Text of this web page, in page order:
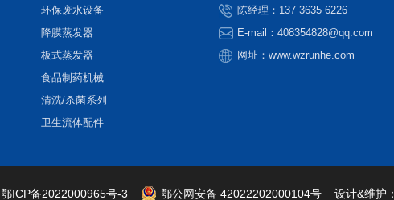
环保废水设备
降膜蒸发器
板式蒸发器
食品制药机械
清洗/杀菌系列
卫生流体配件
陈经理： 137 3635 6226
E-mail： 408354828@qq.com
网址： www.wzrunhe.com
鄂ICP备2022000965号-3 鄂公网安备 42022202000104号 设计&维护：